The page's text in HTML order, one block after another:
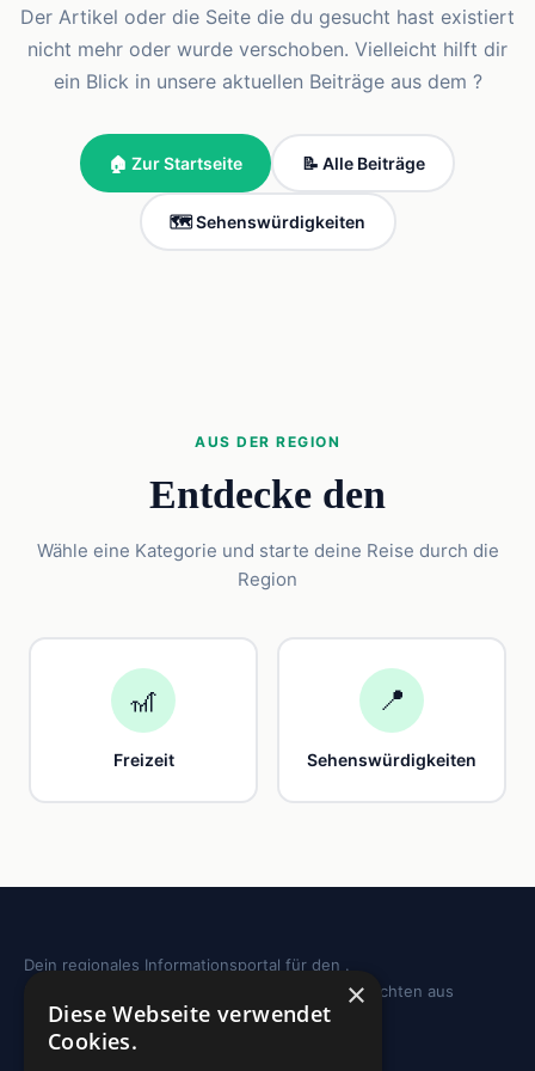
Der Artikel oder die Seite die du gesucht hast existiert
nicht mehr oder wurde verschoben. Vielleicht hilft dir
ein Blick in unsere aktuellen Beiträge aus dem ?
🏠 Zur Startseite 📝 Alle Beiträge
🗺️ Sehenswürdigkeiten
AUS DER REGION
Entdecke den
Wähle eine Kategorie und starte deine Reise durch die
Region
🎢
Freizeit
📍
Sehenswürdigkeiten
Dein regionales Informationsportal für den .
Sehenswürdigkeiten, Ausflugstipps und Geschichten aus
deiner Region.
×
Diese Webseite verwendet
Cookies.